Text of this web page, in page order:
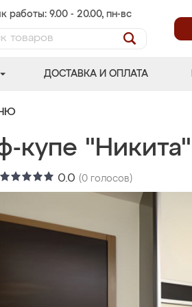
работы: 9.00 - 20.00, пн-вс
ДОСТАВКА И ОПЛАТА
купе "Никита"
0.0 (0 голосов)